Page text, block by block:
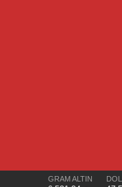
GRAM ALTIN